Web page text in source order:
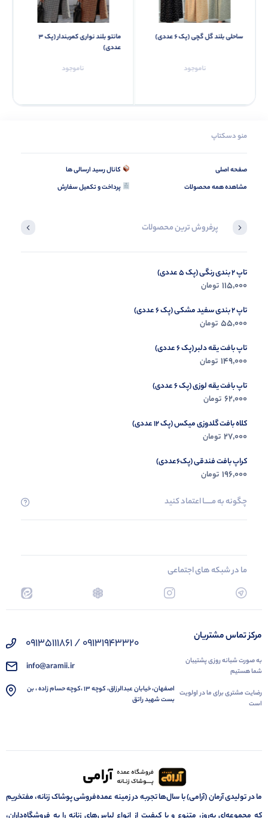
ساحلی بلند گل گچی (پک 6 عددی)
ناموجود
مانتو بلند نواری کمربندار (پک 3
عددی)
ناموجود
منو دسکتاپ
صفحه اصلی
مشاهده همه محصولات
کانال رسید ارسالی ها
پرداخت و تکمیل سفارش
پرفروش ترین محصولات
تاپ 2 بندی رنگی (پک 5 عددی)
115,000 تومان
تاپ 2 بندی سفید مشکی (پک 6 عددی)
55,000 تومان
تاپ بافت یقه دلبر (پک 6 عددی)
149,000 تومان
تاپ بافت یقه لوزی (پک 6 عددی)
62,000 تومان
کلاه بافت گلدوزی میکس (پک 12 عددی)
27,000 تومان
کراپ بافت فندقی (پک6عددی)
196,000 تومان
تیشرت گیسو نگین و مروارید رنگی (پک 3 عددی)
457,000 تومان
چگونه به مــــــا اعتماد کنید
ما در شبکه های اجتماعی
مرکز تماس مشتریان
به صورت شبانه روزی پشتیبان
شما هستیم
رضایت مشتری برای ما در اولویت
است
09131943320 / 09135111861
info@aramii.ir
اصفهان، خیابان عبدالرزاق، کوچه 13 ،کوچه حسام زاده ، بن
بست شهید راتق
ما در تولیدی آرمان (آرامی) با سال‌ها تجربه در زمینه عمده‌فروشی پوشاک زنانه، مفتخریم